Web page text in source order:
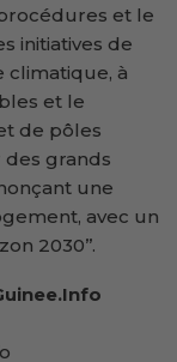
et le
initiatives de
climatique, à
et le
de pôles
grands
une
avec un
2030’’.